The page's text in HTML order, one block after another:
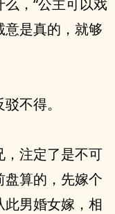
，“公主可以戏
是真的，就够
不得。
，注定了是不可
算的，先嫁个
男婚女嫁，相